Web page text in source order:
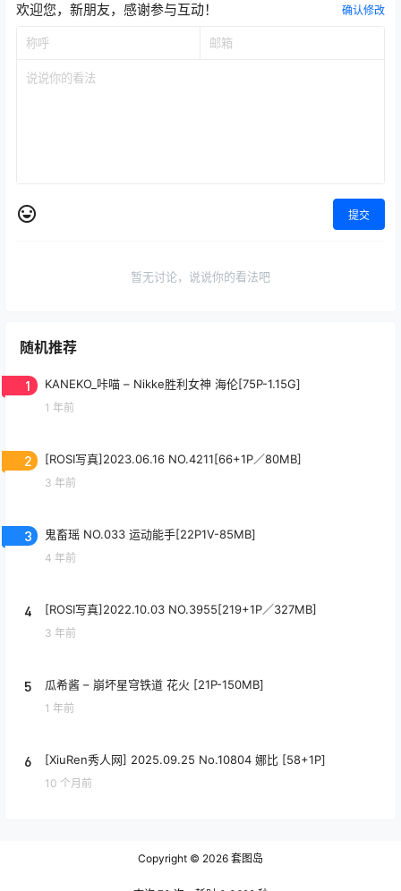
欢迎您，新朋友，感谢参与互动！ 确认修改
提交
暂无讨论，说说你的看法吧
随机推荐
1 KANEKO_咔喵 – Nikke胜利女神 海伦[75P-1.15G]
1 年前
2 [ROSI写真]2023.06.16 NO.4211[66+1P／80MB]
3 年前
3 鬼畜瑶 NO.033 运动能手[22P1V-85MB]
4 年前
4 [ROSI写真]2022.10.03 NO.3955[219+1P／327MB]
3 年前
5 瓜希酱 – 崩坏星穹铁道 花火 [21P-150MB]
1 年前
6 [XiuRen秀人网] 2025.09.25 No.10804 娜比 [58+1P]
10 个月前
Copyright © 2026 套图岛